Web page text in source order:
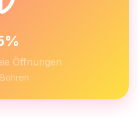
Öffnungen